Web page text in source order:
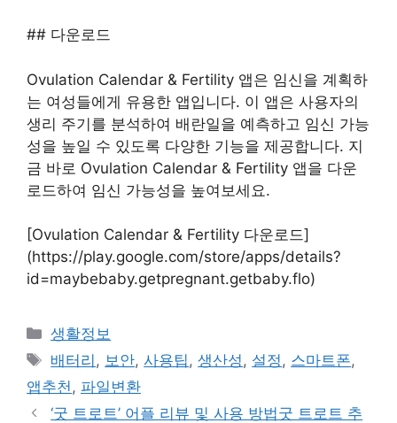
## 다운로드
Ovulation Calendar & Fertility 앱은 임신을 계획하
는 여성들에게 유용한 앱입니다. 이 앱은 사용자의
생리 주기를 분석하여 배란일을 예측하고 임신 가능
성을 높일 수 있도록 다양한 기능을 제공합니다. 지
금 바로 Ovulation Calendar & Fertility 앱을 다운
로드하여 임신 가능성을 높여보세요.
[Ovulation Calendar & Fertility 다운로드]
(https://play.google.com/store/apps/details?
id=maybebaby.getpregnant.getbaby.flo)
카
테
리
생활정보
태
그
배터리 , 보안,사용팁,생산성, 설정, 스마트폰,
앱추천, 파일변환
‘굿 트로트’ 어플 리뷰 및 사용 방법굿 트로트 추